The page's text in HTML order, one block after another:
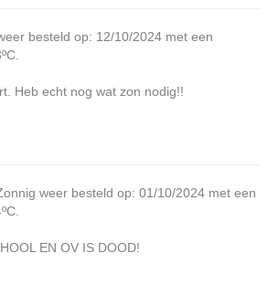
besteld op: 12/10/2024 met een
Heb echt nog wat zon nodig!!
weer besteld op: 01/10/2024 met een
EN OV IS DOOD!